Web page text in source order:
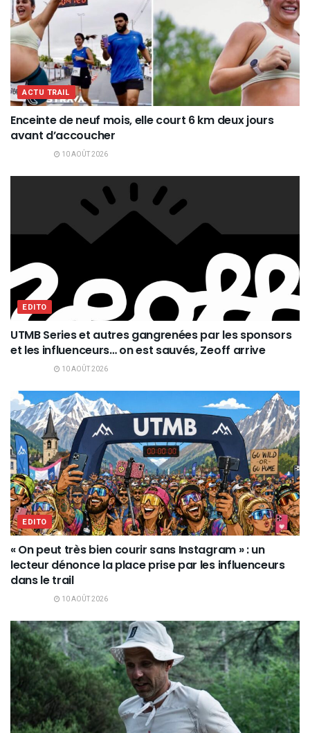
ACTU TRAIL
Enceinte de neuf mois, elle court 6 km deux jours
avant d’accoucher
10 AOÛT 2026
EDITO
UTMB Series et autres gangrenées par les sponsors
et les influenceurs… on est sauvés, Zeoff arrive
10 AOÛT 2026
EDITO
« On peut très bien courir sans Instagram » : un
lecteur dénonce la place prise par les influenceurs
dans le trail
10 AOÛT 2026